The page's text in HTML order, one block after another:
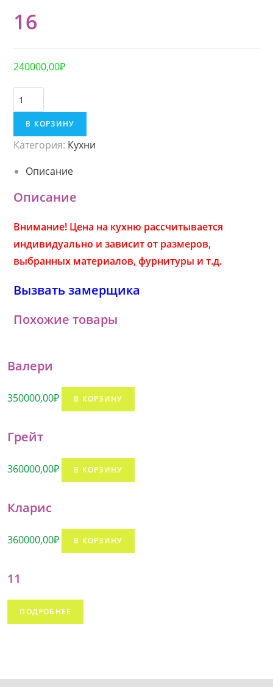
16
240000,00₽
К
о
и
с
в
о
1
6
В КОРЗИНУ
Категория: Кухни
Описание
Описание
Внимание! Цена на кухню рассчитывается
индивидуально и зависит от размеров,
выбранных материалов, фурнитуры и т.д.
Вызвать замерщика
Похожие товары
Валери
350000,00₽ В КОРЗИНУ
Грейт
360000,00₽ В КОРЗИНУ
Кларис
360000,00₽ В КОРЗИНУ
11
ПОДРОБНЕЕ